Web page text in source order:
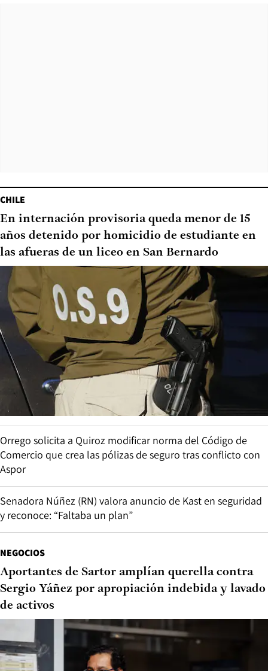
CHILE
En internación provisoria queda menor de 15
años detenido por homicidio de estudiante en
las afueras de un liceo en San Bernardo
Orrego solicita a Quiroz modificar norma del Código de
Comercio que crea las pólizas de seguro tras conflicto con
Aspor
Senadora Núñez (RN) valora anuncio de Kast en seguridad
y reconoce: “Faltaba un plan”
NEGOCIOS
Aportantes de Sartor amplían querella contra
Sergio Yáñez por apropiación indebida y lavado
de activos